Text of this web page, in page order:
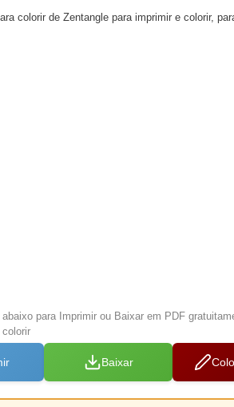
colorir de Zentangle para imprimir e colorir,
para Imprimir ou Baixar em PDF
Baixar